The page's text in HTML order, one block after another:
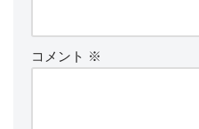
コメント ※